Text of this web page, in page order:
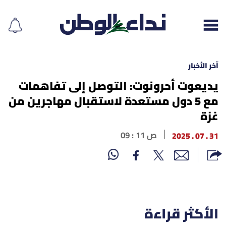
إقرأ الجريدة
لبنان
الغلاف
محليات
آخر الأخبار
يديعوت أحرونوت: التوصل إلى تفاهمات
مع 5 دول مستعدة لاستقبال مهاجرين من
غزة
31 . 07 . 2025 09 : 11 ص
الأكثر قراءة